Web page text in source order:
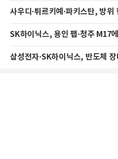
사우디·튀르키예·파키스탄, 방위
SK하이닉스, 용인 팹·청주 M17
삼성전자·SK하이닉스, 반도체